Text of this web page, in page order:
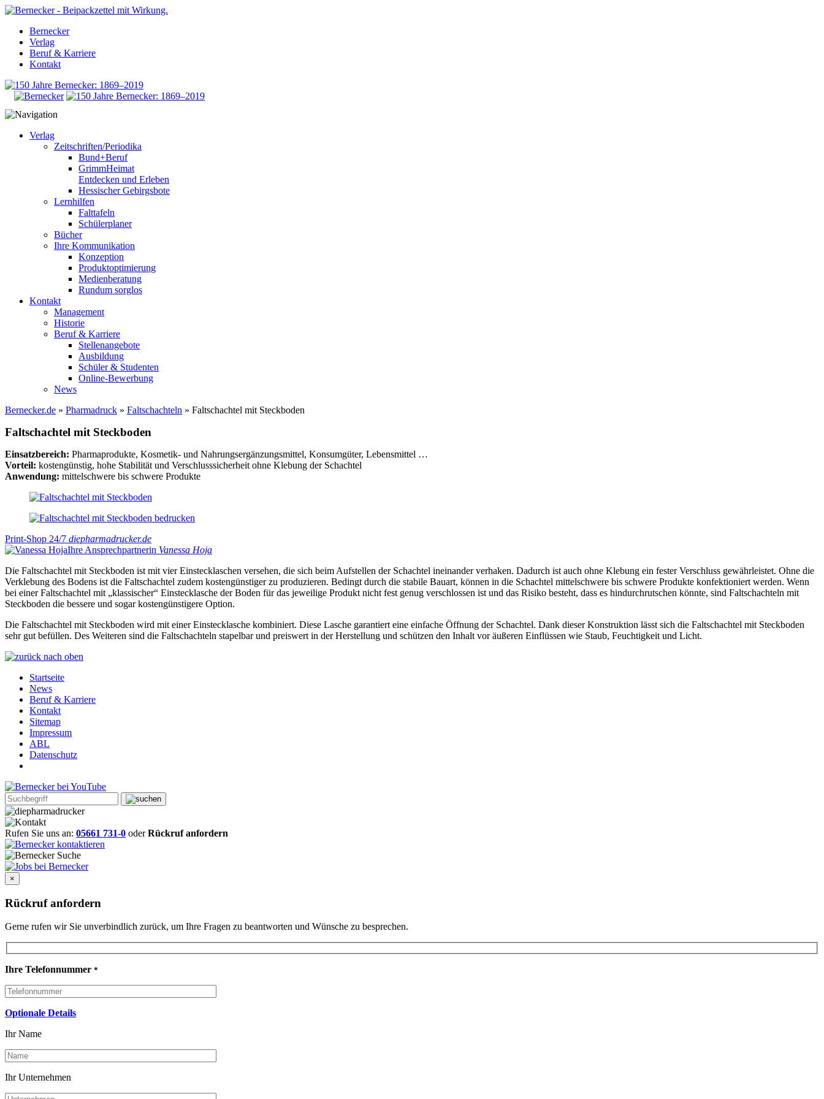
Bernecker
Verlag
Beruf & Karriere
Kontakt
Verlag
Zeitschriften/Periodika
Bund+Beruf
GrimmHeimat
Entdecken und Erleben
Hessischer Gebirgsbote
Lernhilfen
Falttafeln
Schülerplaner
Bücher
Ihre Kommunikation
Konzeption
Produktoptimierung
Medienberatung
Rundum sorglos
Kontakt
Management
Historie
Beruf & Karriere
Stellenangebote
Ausbildung
Schüler & Studenten
Online-Bewerbung
News
Bernecker.de » Pharmadruck » Faltschachteln » Faltschachtel mit Steckboden
Faltschachtel mit Steckboden
Einsatzbereich: Pharmaprodukte, Kosmetik- und Nahrungsergänzungsmittel, Konsumgüter, Lebensmittel …
Vorteil: kostengünstig, hohe Stabilität und Verschlusssicherheit ohne Klebung der Schachtel
Anwendung: mittelschwere bis schwere Produkte
Print-Shop 24/7 diepharmadrucker.de
Ihre Ansprechpartnerin Vanessa Hoja
Die Faltschachtel mit Steckboden ist mit vier Einstecklaschen versehen, die sich beim Aufstellen der Schachtel ineinander verhaken. Dadurch ist auch ohne Klebung ein fester Verschluss gewährleistet. Ohne die
Verklebung des Bodens ist die Faltschachtel zudem kostengünstiger zu produzieren. Bedingt durch die stabile Bauart, können in die Schachtel mittelschwere bis schwere Produkte konfektioniert werden. Wenn
bei einer Faltschachtel mit „klassischer“ Einstecklasche der Boden für das jeweilige Produkt nicht fest genug verschlossen ist und das Risiko besteht, dass es hindurchrutschen könnte, sind Faltschachteln mit
Steckboden die bessere und sogar kostengünstigere Option.
Die Faltschachtel mit Steckboden wird mit einer Einstecklasche kombiniert. Diese Lasche garantiert eine einfache Öffnung der Schachtel. Dank dieser Konstruktion lässt sich die Faltschachtel mit Steckboden
sehr gut befüllen. Des Weiteren sind die Faltschachteln stapelbar und preiswert in der Herstellung und schützen den Inhalt vor äußeren Einflüssen wie Staub, Feuchtigkeit und Licht.
Startseite
News
Beruf & Karriere
Kontakt
Sitemap
Impressum
ABL
Datenschutz
Rufen Sie uns an: 05661 731-0 oderRückruf anfordern
×
Rückruf anfordern
Gerne rufen wir Sie unverbindlich zurück, um Ihre Fragen zu beantworten und Wünsche zu besprechen.
Ihre Telefonnummer *
Optionale Details
Ihr Name
Ihr Unternehmen